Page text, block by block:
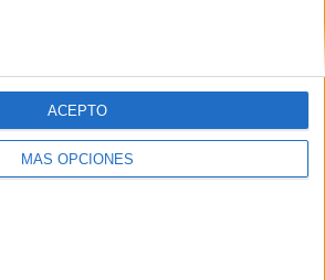
MÁS OPCIONES
ACEPTO